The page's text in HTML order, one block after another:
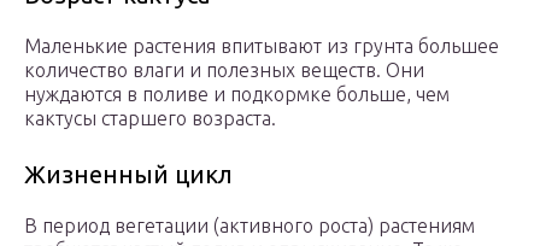
Маленькие растения впитывают из грунта большее
количество влаги и полезных веществ. Они
нуждаются в поливе и подкормке больше, чем
кактусы старшего возраста.
Жизненный цикл
В период вегетации (активного роста) растениям